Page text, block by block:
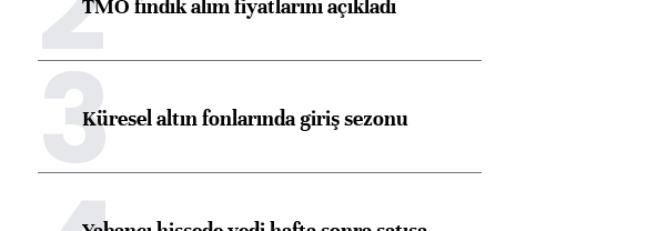
TMO fındık alım fiyatlarını açıkladı
3Küresel altın fonlarında giriş sezonu